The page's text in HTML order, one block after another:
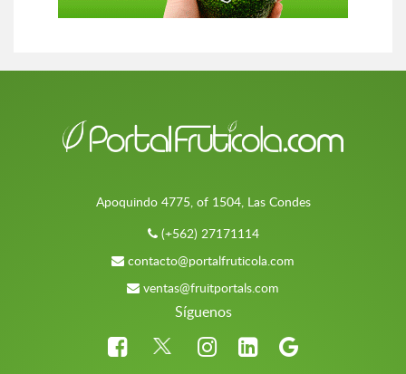
Apoquindo 4775, of 1504, Las Condes
(+562) 27171114
contacto@portalfruticola.com
ventas@fruitportals.com
Síguenos